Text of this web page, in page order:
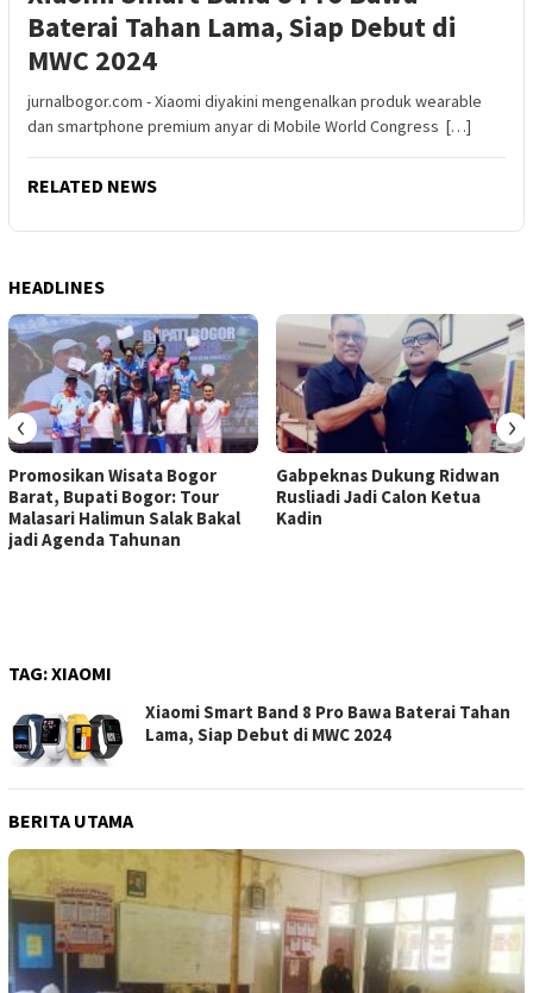
Baterai Tahan Lama, Siap Debut di
MWC 2024
jurnalbogor.com - Xiaomi diyakini mengenalkan produk wearable
dan smartphone premium anyar di Mobile World Congress […]
RELATED NEWS
HEADLINES
Promosikan Wisata Bogor
Barat, Bupati Bogor: Tour
Malasari Halimun Salak Bakal
jadi Agenda Tahunan
Gabpeknas Dukung Ridwan
Rusliadi Jadi Calon Ketua
Kadin
‹ ›
TAG:XIAOMI
Xiaomi Smart Band 8 Pro Bawa Baterai Tahan
Lama, Siap Debut di MWC 2024
BERITA UTAMA